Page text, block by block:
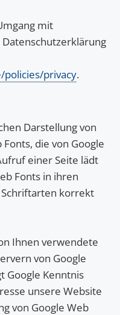
mit
privacy.
Darstellung von
die von Google
einer Seite lädt
Fonts in ihren
korrekt
Ihnen verwendete
von Google
Google Kenntnis
unsere Website
von Google Web